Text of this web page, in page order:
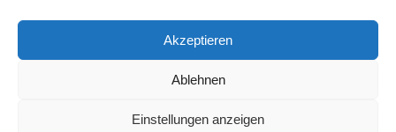
Akzeptieren
Ablehnen
Einstellungen anzeigen
Tagesgeld vergleichen